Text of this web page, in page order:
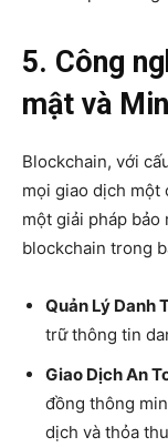
5. Công
mật và
Blockchain, với
mọi giao dịch một
một giải pháp bảo
blockchain trong
Quản Lý Danh
trữ thông tin
Giao Dịch An
đồng thông
dịch và thỏa